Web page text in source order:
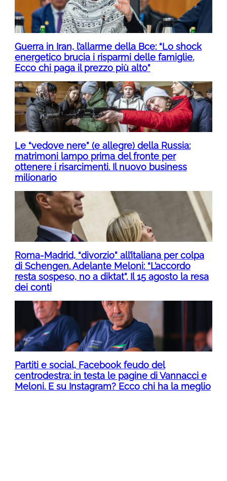
Guerra in Iran, l’allarme della Bce: “Lo shock
energetico brucia i risparmi delle famiglie.
Ecco chi paga il prezzo più alto”
Le “vedove nere” (e allegre) della Russia:
matrimoni lampo prima del fronte per
ottenere i risarcimenti. Il nuovo business
milionario
Roma-Madrid, “divorzio” all’italiana per colpa
di Schengen. Adelante Meloni: “L’accordo
resta sospeso, no a diktat”. Il 15 agosto la resa
dei conti
Partiti e social, Facebook feudo del
centrodestra: in testa le pagine di Vannacci e
Meloni. E su Instagram? Ecco chi ha la meglio